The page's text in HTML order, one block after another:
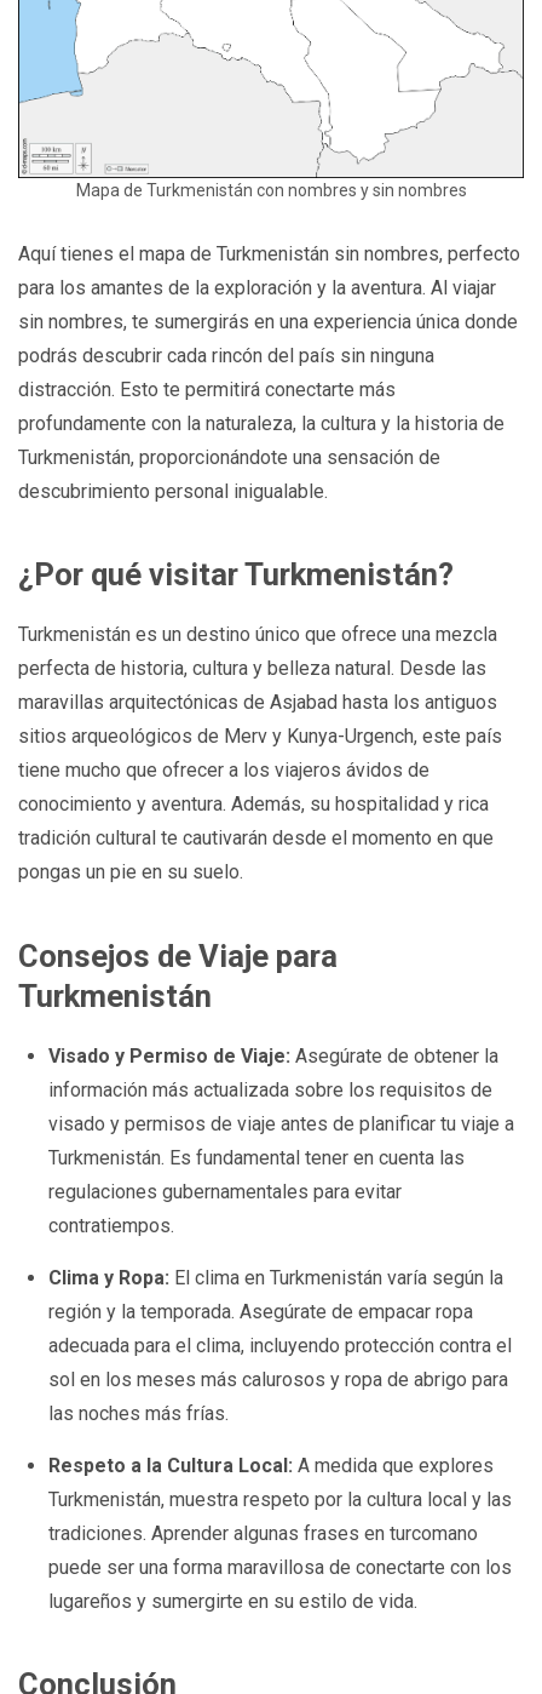
Mapa de Turkmenistán con nombres y sin nombres
Aquí tienes el mapa de Turkmenistán sin nombres, perfecto
para los amantes de la exploración y la aventura. Al viajar
sin nombres, te sumergirás en una experiencia única donde
podrás descubrir cada rincón del país sin ninguna
distracción. Esto te permitirá conectarte más
profundamente con la naturaleza, la cultura y la historia de
Turkmenistán, proporcionándote una sensación de
descubrimiento personal inigualable.
¿Por qué visitar Turkmenistán?
Turkmenistán es un destino único que ofrece una mezcla
perfecta de historia, cultura y belleza natural. Desde las
maravillas arquitectónicas de Asjabad hasta los antiguos
sitios arqueológicos de Merv y Kunya-Urgench, este país
tiene mucho que ofrecer a los viajeros ávidos de
conocimiento y aventura. Además, su hospitalidad y rica
tradición cultural te cautivarán desde el momento en que
pongas un pie en su suelo.
Consejos de Viaje para
Turkmenistán
Visado y Permiso de Viaje: Asegúrate de obtener la
información más actualizada sobre los requisitos de
visado y permisos de viaje antes de planificar tu viaje a
Turkmenistán. Es fundamental tener en cuenta las
regulaciones gubernamentales para evitar
contratiempos.
Clima y Ropa: El clima en Turkmenistán varía según la
región y la temporada. Asegúrate de empacar ropa
adecuada para el clima, incluyendo protección contra el
sol en los meses más calurosos y ropa de abrigo para
las noches más frías.
Respeto a la Cultura Local: A medida que explores
Turkmenistán, muestra respeto por la cultura local y las
tradiciones. Aprender algunas frases en turcomano
puede ser una forma maravillosa de conectarte con los
lugareños y sumergirte en su estilo de vida.
Conclusión